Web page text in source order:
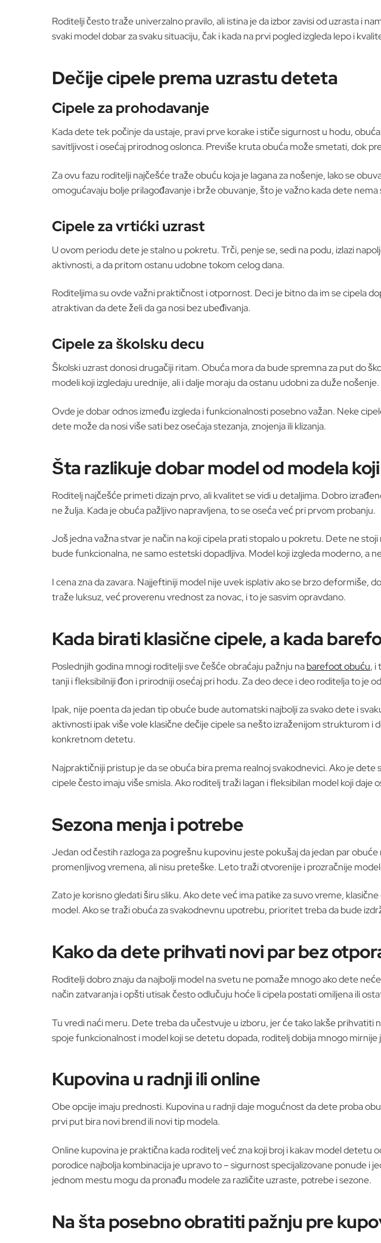
Roditelji često traže univerzalno pravilo, ali istina je da izbor zavisi od uzrasta i
svaki model dobar za svaku situaciju, čak i kada na prvi pogled izgleda lepo i
Dečije cipele prema uzrastu deteta
Cipele za prohodavanje
Kada dete tek počinje da ustaje, pravi prve korake i stiče sigurnost u hodu,
savitljivost i osećaj prirodnog oslonca. Previše kruta obuća može smetati, dok
Za ovu fazu roditelji najčešće traže obuću koja je lagana za nošenje, lako se
omogućavaju bolje prilagođavanje i brže obuvanje, što je važno kada dete
Cipele za vrtićki uzrast
U ovom periodu dete je stalno u pokretu. Trči, penje se, sedi na podu, izlazi
aktivnosti, a da pritom ostanu udobne tokom celog dana.
Roditeljima su ovde važni praktičnost i otpornost. Deci je bitno da im se cipela
atraktivan da dete želi da ga nosi bez ubeđivanja.
Cipele za školsku decu
Školski uzrast donosi drugačiji ritam. Obuća mora da bude spremna za put do
modeli koji izgledaju urednije, ali i dalje moraju da ostanu udobni za duže nošenje.
Ovde je dobar odnos između izgleda i funkcionalnosti posebno važan. Neke
dete može da nosi više sati bez osećaja stezanja, znojenja ili klizanja.
Šta razlikuje dobar model od modela
Roditelj najčešće primeti dizajn prvo, ali kvalitet se vidi u detaljima. Dobro
ne žulja. Kada je obuća pažljivo napravljena, to se oseća već pri prvom probanju.
Još jedna važna stvar je način na koji cipela prati stopalo u pokretu. Dete ne
bude funkcionalna, ne samo estetski dopadljiva. Model koji izgleda moderno, a
I cena zna da zavara. Najjeftiniji model nije uvek isplativ ako se brzo deformiše,
traže luksuz, već proverenu vrednost za novac, i to je sasvim opravdano.
Kada birati klasične cipele, a kada
Poslednjih godina mnogi roditelji sve češće obraćaju pažnju nabarefoot obuću, i
tanji i fleksibilniji đon i prirodniji osećaj pri hodu. Za deo dece i deo roditelja to je
Ipak, nije poenta da jedan tip obuće bude automatski najbolji za svako dete i
aktivnosti ipak više vole klasične dečije cipele sa nešto izraženijom strukturom
konkretnom detetu.
Najpraktičniji pristup je da se obuća bira prema realnoj svakodnevici. Ako je
cipele često imaju više smisla. Ako roditelj traži lagan i fleksibilan model koji
Sezona menja i potrebe
Jedan od čestih razloga za pogrešnu kupovinu jeste pokušaj da jedan par
promenljivog vremena, ali nisu preteške. Leto traži otvorenije i prozračnije
Zato je korisno gledati širu sliku. Ako dete već ima patike za suvo vreme,
model. Ako se traži obuća za svakodnevnu upotrebu, prioritet treba da bude
Kako da dete prihvati novi par bez
Roditelji dobro znaju da najbolji model na svetu ne pomaže mnogo ako dete
način zatvaranja i opšti utisak često odlučuju hoće li cipela postati omiljena ili
Tu vredi naći meru. Dete treba da učestvuje u izboru, jer će tako lakše prihvatiti
spoje funkcionalnost i model koji se detetu dopada, roditelj dobija mnogo mirnije
Kupovina u radnji ili online
Obe opcije imaju prednosti. Kupovina u radnji daje mogućnost da dete proba
prvi put bira novi brend ili novi tip modela.
Online kupovina je praktična kada roditelj već zna koji broj i kakav model detetu
porodice najbolja kombinacija je upravo to – sigurnost specijalizovane ponude
jednom mestu mogu da pronađu modele za različite uzraste, potrebe i sezone.
Na šta posebno obratiti pažnju pre